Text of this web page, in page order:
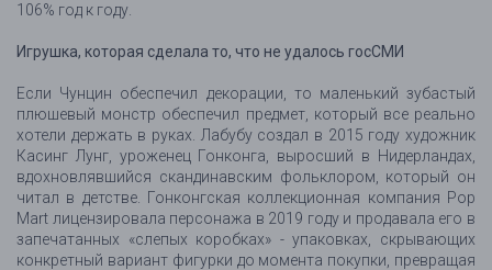
106% год к году.
Игрушка, которая сделала то, что не удалось госСМИ
Если Чунцин обеспечил декорации, то маленький зубастый
плюшевый монстр обеспечил предмет, который все реально
хотели держать в руках. Лабубу создал в 2015 году художник
Касинг Лунг, уроженец Гонконга, выросший в Нидерландах,
вдохновлявшийся скандинавским фольклором, который он
читал в детстве. Гонконгская коллекционная компания Pop
Mart лицензировала персонажа в 2019 году и продавала его в
запечатанных «слепых коробках» - упаковках, скрывающих
конкретный вариант фигурки до момента покупки, превращая